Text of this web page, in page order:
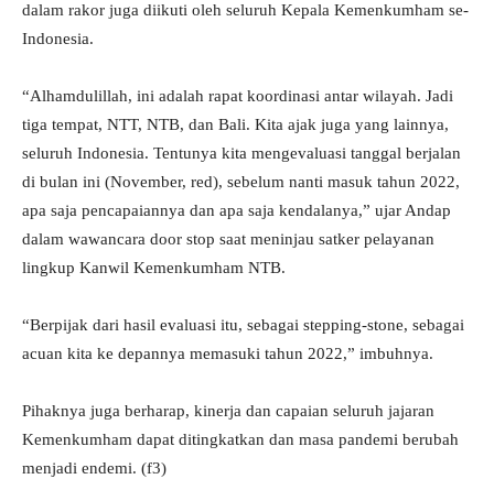
dalam rakor juga diikuti oleh seluruh Kepala Kemenkumham se-
Indonesia.
“Alhamdulillah, ini adalah rapat koordinasi antar wilayah. Jadi
tiga tempat, NTT, NTB, dan Bali. Kita ajak juga yang lainnya,
seluruh Indonesia. Tentunya kita mengevaluasi tanggal berjalan
di bulan ini (November, red), sebelum nanti masuk tahun 2022,
apa saja pencapaiannya dan apa saja kendalanya,” ujar Andap
dalam wawancara door stop saat meninjau satker pelayanan
lingkup Kanwil Kemenkumham NTB.
“Berpijak dari hasil evaluasi itu, sebagai stepping-stone, sebagai
acuan kita ke depannya memasuki tahun 2022,” imbuhnya.
Pihaknya juga berharap, kinerja dan capaian seluruh jajaran
Kemenkumham dapat ditingkatkan dan masa pandemi berubah
menjadi endemi. (f3)